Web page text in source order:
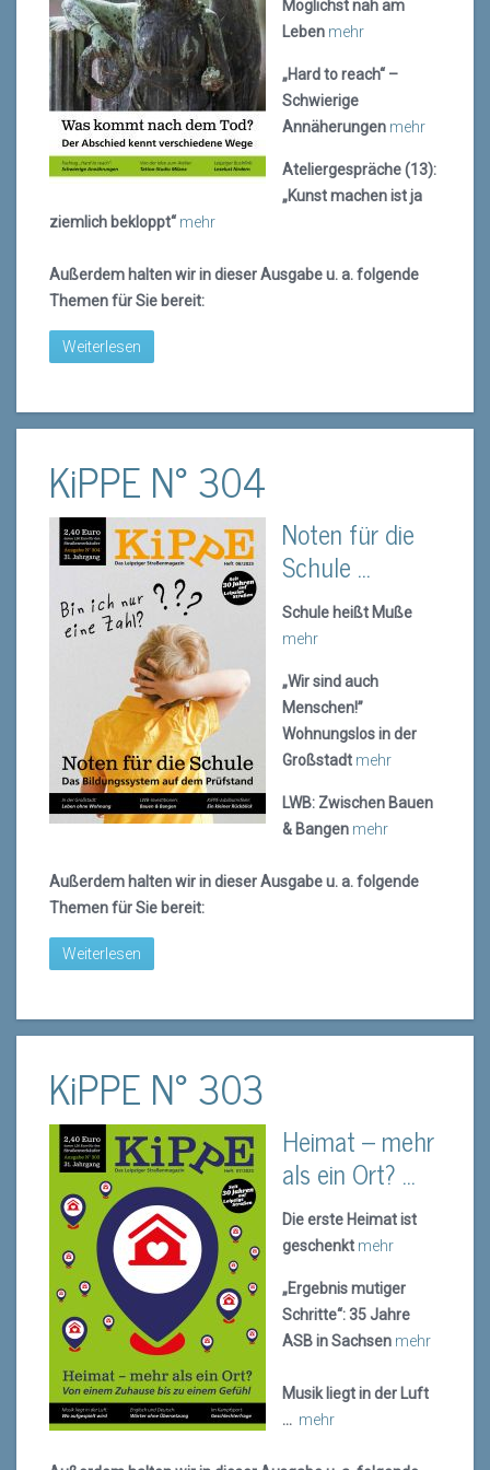
Möglichst nah am
Leben mehr
„Hard to reach“ –
Schwierige
Annäherungen mehr
Ateliergespräche (13):
„Kunst machen ist ja
ziemlich bekloppt“ mehr
Außerdem halten wir in dieser Ausgabe u. a. folgende
Themen für Sie bereit:
Weiterlesen
KiPPE N° 304
Noten für die
Schule …
Schule heißt Muße
mehr
„Wir sind auch
Menschen!”
Wohnungslos in der
Großstadt mehr
LWB: Zwischen Bauen
& Bangen mehr
Außerdem halten wir in dieser Ausgabe u. a. folgende
Themen für Sie bereit:
Weiterlesen
KiPPE N° 303
Heimat – mehr
als ein Ort? …
Die erste Heimat ist
geschenkt mehr
„Ergebnis mutiger
Schritte“: 35 Jahre
ASB in Sachsen mehr
Musik liegt in der Luft
… mehr